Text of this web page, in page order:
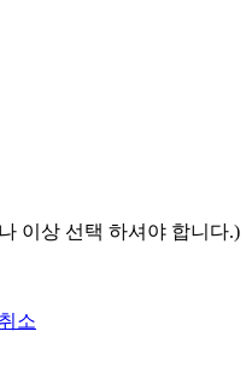
이상 선택 하셔야 합니다.)
취소